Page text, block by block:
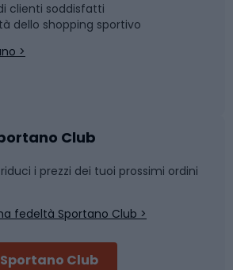
clienti soddisfatti
dello shopping sportivo
>
Club
i prezzi dei tuoi prossimi ordini
fedeltà Sportano Club >
Club